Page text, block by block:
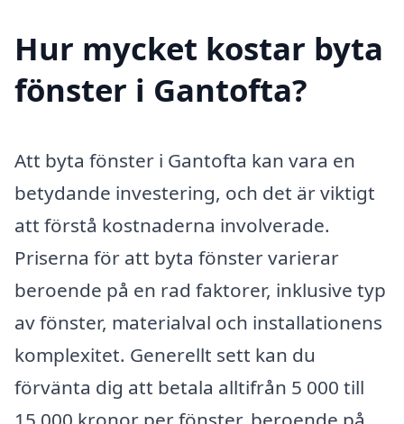
Hur mycket kostar byta
fönster i Gantofta?
Att byta fönster i Gantofta kan vara en
betydande investering, och det är viktigt
att förstå kostnaderna involverade.
Priserna för att byta fönster varierar
beroende på en rad faktorer, inklusive typ
av fönster, materialval och installationens
komplexitet. Generellt sett kan du
förvänta dig att betala alltifrån 5 000 till